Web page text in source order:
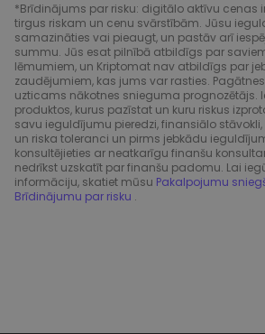
*Brīdinājums par risku: digitālo aktīvu
tirgus riskam un cenu svārstībām. Jūsu
samazināties vai pieaugt, un pastāv arī
summu. Jūs esat pilnībā atbildīgs par
lēmumiem, un Kriptomat nav atbildīgs par
zaudējumiem, kas jums var rasties.
uzticams nākotnes snieguma prognozētājs.
produktos, kurus pazīstat un kuru riskus
savu ieguldījumu pieredzi, finansiālo
un riska toleranci un pirms jebkādu
konsultējieties ar neatkarīgu finanšu
nedrīkst uzskatīt par finanšu padomu. Lai
informāciju, skatiet mūsu Pakalpojumu
Brīdinājumu par risku .